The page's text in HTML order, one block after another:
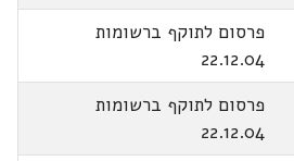
פרסום לתוקף ברשומות
22.12.04
פרסום לתוקף ברשומות
22.12.04